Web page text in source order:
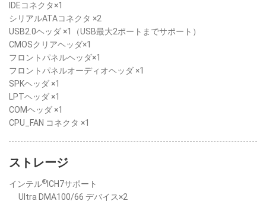
IDEコネクタ×1
シリアルATAコネクタ ×2
USB2.0ヘッダ ×1（USB最大2ポートまでサポート）
CMOSクリアヘッダ×1
フロントパネルヘッダ×1
フロントパネルオーディオヘッダ ×1
SPKヘッダ ×1
LPTヘッダ ×1
COMヘッダ ×1
CPU_FAN コネクタ ×1
ストレージ
インテル® ICH7サポート
Ultra DMA100/66 デバイス×2